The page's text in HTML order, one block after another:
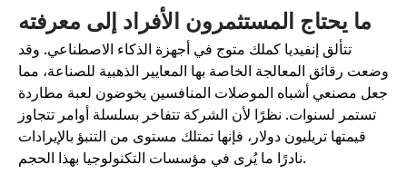
ما يحتاج المستثمرون الأفراد إلى معرفته
تتألق إنفيديا كملك متوج في أجهزة الذكاء الاصطناعي. وقد
رقائق المعالجة الخاصة بها المعايير الذهبية للصناعة، مما
مصنعي أشباه الموصلات المنافسين يخوضون لعبة مطاردة
تستمر لسنوات. نظرًا لأن الشركة تتفاخر بسلسلة أوامر تتجاوز
قيمتها تريليون دولار، فإنها تمتلك مستوى من التنبؤ بالإيرادات